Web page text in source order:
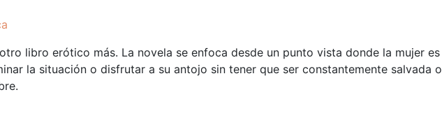
libro erótico más. La novela se enfoca desde un punto vista donde la mujer es
la situación o disfrutar a su antojo sin tener que ser constantemente salvada o